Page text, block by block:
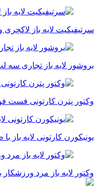
سرتیفیکیت لایه باز لاکچری
بروشور لایه باز تجاری سه
وکتور پترن کارتونی فست
یونیکورن کارتونی لایه باز
وکتور لایه باز مرد